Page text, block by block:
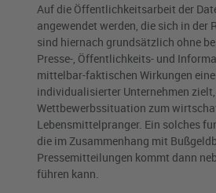
Auf die Öffentlichkeitsarbeit der
angewendet werden, die sich in der
sind hiernach grundsätzlich ohne
Presse-, Öffentlichkeits- und
mittelbar-faktischen Wirkungen
individualisierter Unternehmen
Wettbewerbssituation zum
Lebensmittelpranger. Ein solches
die im Zusammenhang mit
Pressemitteilungen kommt dann
führen kann.